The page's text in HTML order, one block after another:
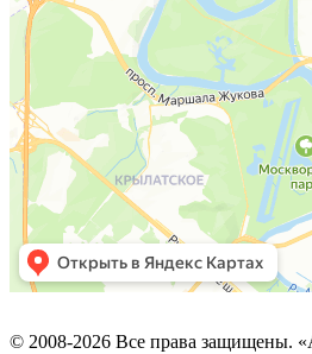
© 2008-2026 Все права защищены.